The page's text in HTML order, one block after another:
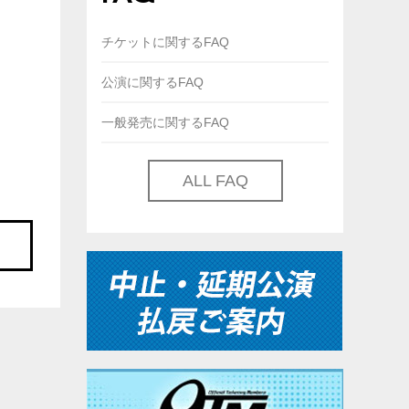
チケットに関するFAQ
公演に関するFAQ
一般発売に関するFAQ
ALL FAQ